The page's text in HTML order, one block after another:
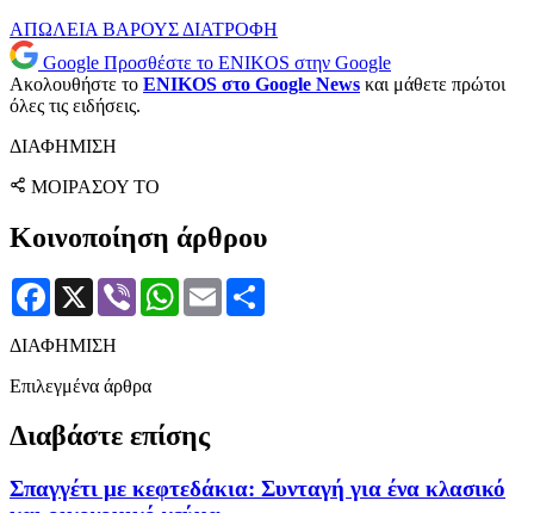
ΑΠΩΛΕΙΑ ΒΑΡΟΥΣ ΔΙΑΤΡΟΦΗ
Google Προσθέστε το ENIKOS στην Google
Ακολουθήστε το ENIKOS στο Google News και μάθετε πρώτοι
όλες τις ειδήσεις.
ΔΙΑΦΗΜΙΣΗ
ΜΟΙΡΑΣΟΥ ΤΟ
Κοινοποίηση άρθρου
Facebook
X Viber WhatsApp
Email
ΔΙΑΦΗΜΙΣΗ
Επιλεγμένα άρθρα
Διαβάστε επίσης
Σπαγγέτι με κεφτεδάκια: Συνταγή για ένα κλασικό